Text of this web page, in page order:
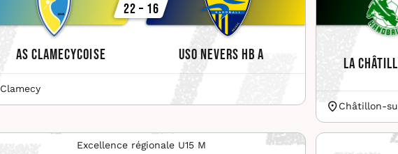
AS Clamecycoise USO Nevers HB A
22 – 16
Clamecy
La
Châtillon-
Excellence régionale U15 M